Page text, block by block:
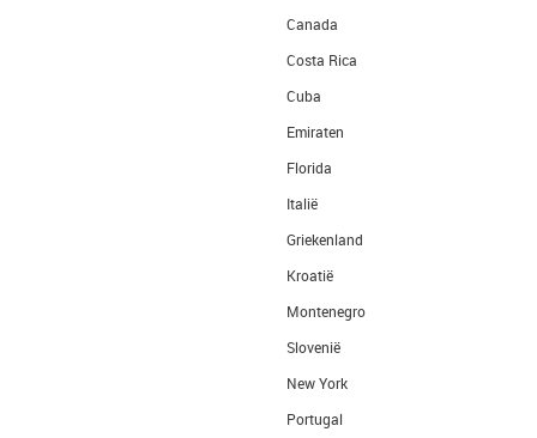
Canada
Costa Rica
Cuba
Emiraten
Florida
Italië
Griekenland
Kroatië
Montenegro
Slovenië
New York
Portugal